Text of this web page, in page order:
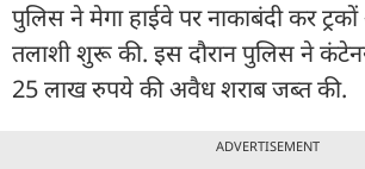
पुलिस ने मेगा हाईवे पर नाकाबंदी कर
तलाशी शुरू की. इस दौरान पुलिस ने
25 लाख रुपये की अवैध शराब जब्त की.
ADVERTISEMENT